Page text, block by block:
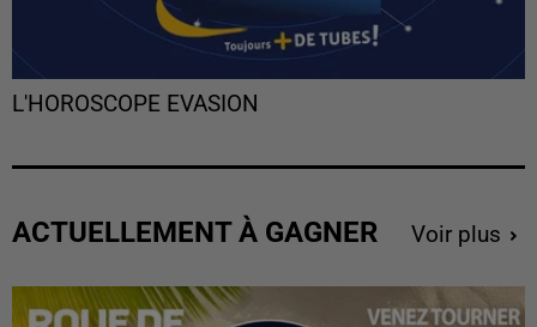
L'HOROSCOPE EVASION
ACTUELLEMENT À GAGNER Voir plus